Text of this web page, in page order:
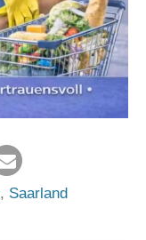
, Saarland